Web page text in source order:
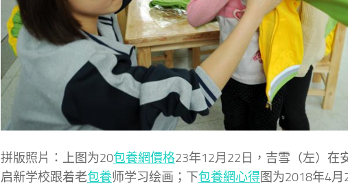
拼版照片：上图为20包養網價格23年12月22日，吉雪（左）在
启新学校跟着老包養师学习绘画；下包養網心得图为2018年4